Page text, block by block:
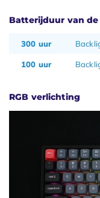
Batterijduur van de
300 uur
100 uur
RGB verlichting